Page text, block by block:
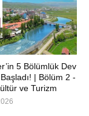
5 Bölümlük Dev
| Bölüm 2 -
ve Turizm